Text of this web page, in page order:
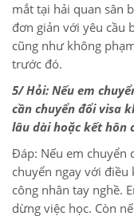
mắt tại hải quan sân
đơn giản với yêu cầu
cũng như không
trước đó.
5/ Hỏi: Nếu em
cần chuyển đổi visa
lâu dài hoặc kết hôn
Đáp: Nếu em chuyển
chuyển ngay với
công nhân tay nghề.
dừng việc học. Còn